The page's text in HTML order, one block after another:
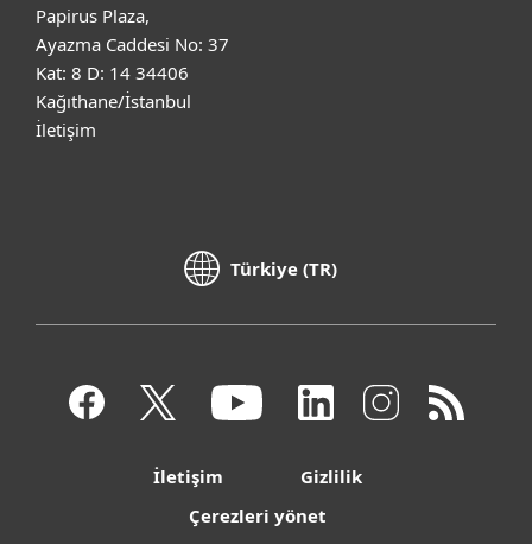
Papirus Plaza,
Ayazma Caddesi No: 37
Kat: 8 D: 14 34406
Kağıthane/İstanbul
İletişim
Türkiye (TR)
İletişim
Gizlilik
Çerezleri yönet